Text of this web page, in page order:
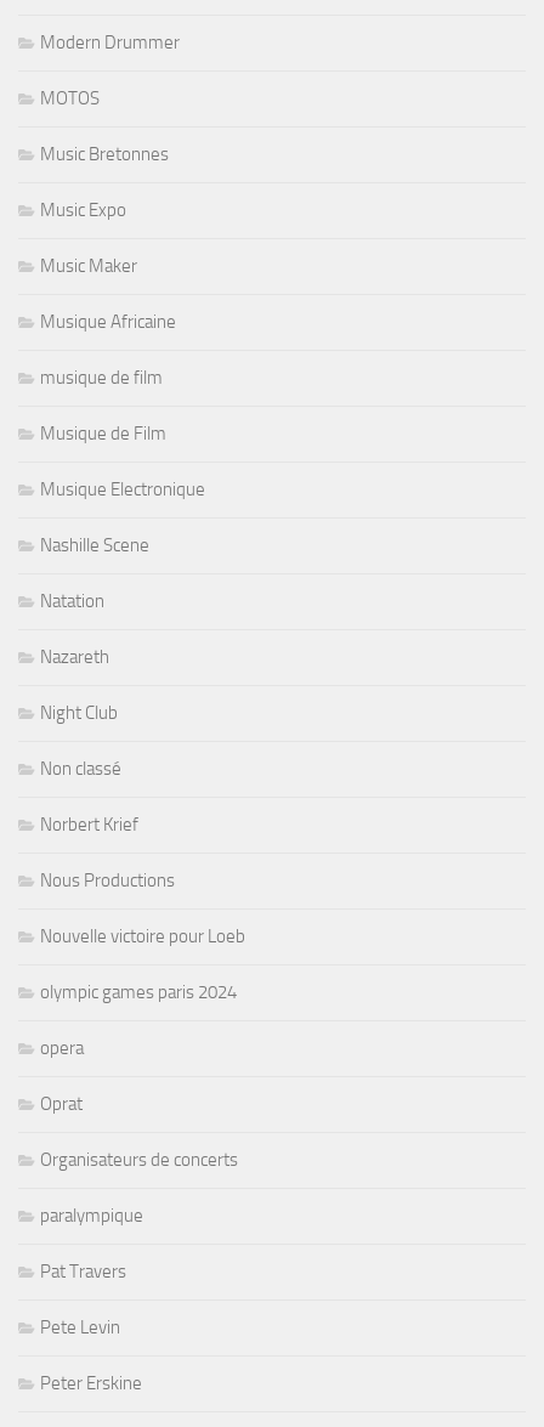
Modern Drummer
MOTOS
Music Bretonnes
Music Expo
Music Maker
Musique Africaine
musique de film
Musique de Film
Musique Electronique
Nashille Scene
Natation
Nazareth
Night Club
Non classé
Norbert Krief
Nous Productions
Nouvelle victoire pour Loeb
olympic games paris 2024
opera
Oprat
Organisateurs de concerts
paralympique
Pat Travers
Pete Levin
Peter Erskine